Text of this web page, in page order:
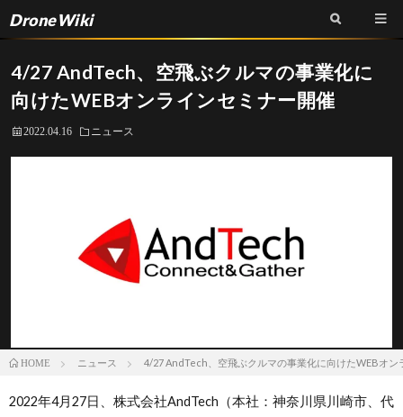
DroneWiki
4/27 AndTech、空飛ぶクルマの事業化に
向けたWEBオンラインセミナー開催
2022.04.16 ニュース
HOME ニュース 4/27 AndTech、空飛ぶクルマの事業化に向けたWEBオン
2022年4月27日、株式会社AndTech（本社：神奈川県川崎市、代